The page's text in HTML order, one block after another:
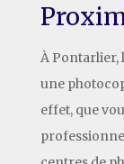
À Pontarlier,
une
effet, que